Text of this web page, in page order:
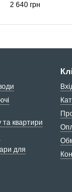
2 640 грн
та квартири
для